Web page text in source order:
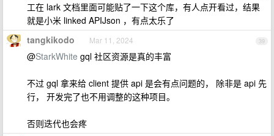
工在 lark 文档里面可能贴了一下这个库，有人点开看过，结果
就是小米 linked APIJson ，有点太乐了
39
tangkikodo Mar 11, 2024
@StarkWhite gql 社区资源是真的丰富
不过 gql 拿来给 client 提供 api 是会有点问题的， 除非是 api 先
行， 开发完了也不用调整的这种项目。
否则迭代也会疼